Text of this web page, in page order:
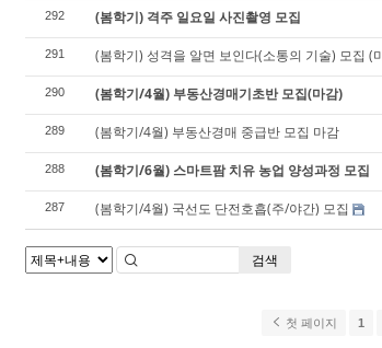
292 (봄학기) 격주 일요일 사진촬영 모집
291 (봄학기) 성격을 알면 보인다(소통의 기술) 모집 (
290 (봄학기/4월) 부동산경매기초반 모집(마감)
289 (봄학기/4월) 부동산경매 중급반 모집 마감
288 (봄학기/6월) 스마트팜 치유 농업 양성과정 모집
287 (봄학기/4월) 국선도 단전호흡(주/야간) 모집
검색
첫 페이지 1